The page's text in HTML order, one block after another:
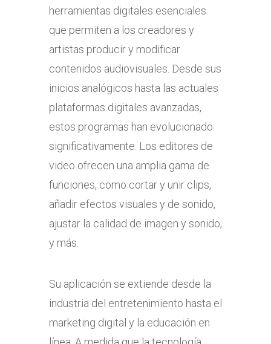
herramientas digitales esenciales
que permiten a los creadores y
artistas producir y modificar
contenidos audiovisuales. Desde sus
inicios analógicos hasta las actuales
plataformas digitales avanzadas,
estos programas han evolucionado
significativamente. Los editores de
video ofrecen una amplia gama de
funciones, como cortar y unir clips,
añadir efectos visuales y de sonido,
ajustar la calidad de imagen y sonido,
y más.
Su aplicación se extiende desde la
industria del entretenimiento hasta el
marketing digital y la educación en